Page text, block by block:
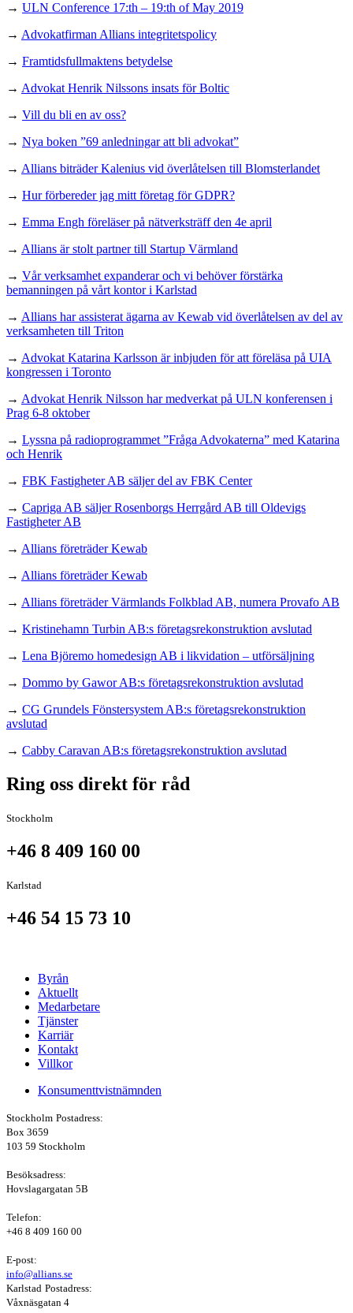
→ ULN Conference 17:th – 19:th of May 2019
→ Advokatfirman Allians integritetspolicy
→ Framtidsfullmaktens betydelse
→ Advokat Henrik Nilssons insats för Boltic
→ Vill du bli en av oss?
→ Nya boken ”69 anledningar att bli advokat”
→ Allians biträder Kalenius vid överlåtelsen till Blomsterlandet
→ Hur förbereder jag mitt företag för GDPR?
→ Emma Engh föreläser på nätverksträff den 4e april
→ Allians är stolt partner till Startup Värmland
→ Vår verksamhet expanderar och vi behöver förstärka
bemanningen på vårt kontor i Karlstad
→ Allians har assisterat ägarna av Kewab vid överlåtelsen av del av
verksamheten till Triton
→ Advokat Katarina Karlsson är inbjuden för att föreläsa på UIA
kongressen i Toronto
→ Advokat Henrik Nilsson har medverkat på ULN konferensen i
Prag 6-8 oktober
→ Lyssna på radioprogrammet ”Fråga Advokaterna” med Katarina
och Henrik
→ FBK Fastigheter AB säljer del av FBK Center
→ Capriga AB säljer Rosenborgs Herrgård AB till Oldevigs
Fastigheter AB
→ Allians företräder Kewab
→ Allians företräder Kewab
→ Allians företräder Värmlands Folkblad AB, numera Provafo AB
→ Kristinehamn Turbin AB:s företagsrekonstruktion avslutad
→ Lena Björemo homedesign AB i likvidation – utförsäljning
→ Dommo by Gawor AB:s företagsrekonstruktion avslutad
→ CG Grundels Fönstersystem AB:s företagsrekonstruktion
avslutad
→ Cabby Caravan AB:s företagsrekonstruktion avslutad
Ring oss direkt för råd
Stockholm
+46 8 409 160 00
Karlstad
+46 54 15 73 10
Byrån
Aktuellt
Medarbetare
Tjänster
Karriär
Kontakt
Villkor
Konsumenttvistnämnden
Stockholm Postadress:
Box 3659
103 59 Stockholm
Besöksadress:
Hovslagargatan 5B
Telefon:
+46 8 409 160 00
E-post:
info@allians.se
Karlstad Postadress:
Våxnäsgatan 4